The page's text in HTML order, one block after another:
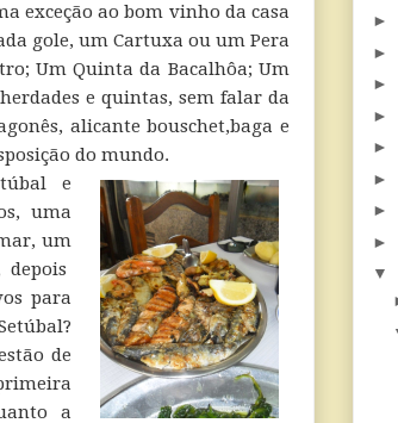
exceção ao bom vinho da casa
gole, um Cartuxa ou um Pera
Um Quinta da Bacalhôa; Um
e quintas, sem falar da
alicante bouschet,baga e
do mundo.
e
uma
um
depois
para
de
a
►
►
►
►
►
►
►
►
▼